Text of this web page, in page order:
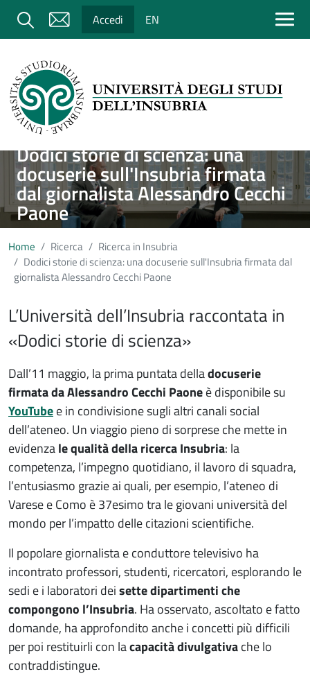
Salta al contenuto principale
Cerca Accedi EN
Immagine
Dodici storie di scienza: una
docuserie sull'Insubria firmata
dal giornalista Alessandro Cecchi
Paone
Home Ricerca
Ricerca in Insubria
Dodici storie di scienza: una docuserie sull'Insubria firmata dal
giornalista Alessandro Cecchi Paone
L’Università dell’Insubria raccontata in
«Dodici storie di scienza»
Dall’11 maggio, la prima puntata delladocuserie
firmata daAlessandro Cecchi Paoneè disponibile su
YouTubee in condivisione sugli altri canali social
dell’ateneo. Un viaggio pieno di sorprese che mette in
evidenzale qualità della ricerca Insubria: la
competenza, l’impegno quotidiano, il lavoro di squadra,
l’entusiasmo grazie ai quali, per esempio, l’ateneo di
Varese e Como è 37esimo tra le giovani università del
mondo per l’impatto delle citazioni scientifiche.
Il popolare giornalista e conduttore televisivo ha
incontrato professori, studenti, ricercatori, esplorando le
sedi e i laboratori deisette dipartimentiche
compongono l’Insubria. Ha osservato, ascoltato e fatto
domande, ha approfondito anche i concetti più difficili
per poi restituirli con lacapacità divulgativache lo
contraddistingue.